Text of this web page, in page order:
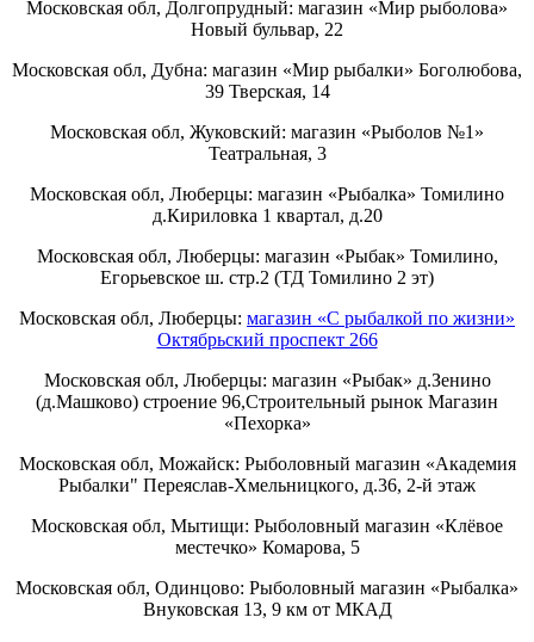
Московская обл, Долгопрудный: магазин «Мир рыболова»
Новый бульвар, 22
Московская обл, Дубна: магазин «Мир рыбалки» Боголюбова,
39 Тверская, 14
Московская обл, Жуковский: магазин «Рыболов №1»
Театральная, 3
Московская обл, Люберцы: магазин «Рыбалка» Томилино
д.Кириловка 1 квартал, д.20
Московская обл, Люберцы: магазин «Рыбак» Томилино,
Егорьевское ш. стр.2 (ТД Томилино 2 эт)
Московская обл, Люберцы: магазин «С рыбалкой по жизни»
Октябрьский проспект 266
Московская обл, Люберцы: магазин «Рыбак» д.Зенино
(д.Машково) строение 96,Строительный рынок Магазин
«Пехорка»
Московская обл, Можайск: Рыболовный магазин «Академия
Рыбалки" Переяслав-Хмельницкого, д.36, 2-й этаж
Московская обл, Мытищи: Рыболовный магазин «Клёвое
местечко» Комарова, 5
Московская обл, Одинцово: Рыболовный магазин «Рыбалка»
Внуковская 13, 9 км от МКАД